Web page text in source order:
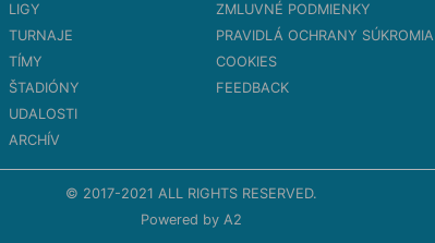
LIGY
TURNAJE
TÍMY
ŠTADIÓNY
UDALOSTI
ARCHÍV
ZMLUVNÉ PODMIENKY
PRAVIDLÁ OCHRANY SÚKROMIA
COOKIES
FEEDBACK
© 2017-2021 ALL RIGHTS RESERVED.
Powered by A2